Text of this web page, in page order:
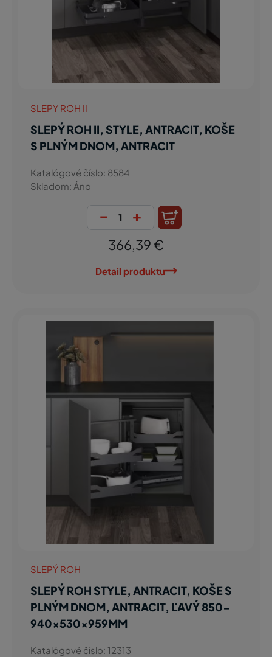
SLEPY ROH II
SLEPÝ ROH II, STYLE, ANTRACIT, KOŠE
S PLNÝM DNOM, ANTRACIT
Katalógové číslo: 8584
Skladom: Áno
- +
366,39 €
Detail produktu
SLEPÝ ROH
SLEPÝ ROH STYLE, ANTRACIT, KOŠE S
PLNÝM DNOM, ANTRACIT, ĽAVÝ 850-
940x530x959MM
Katalógové číslo: 12313